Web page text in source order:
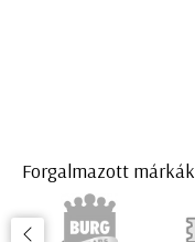
Forgalmazott márkák